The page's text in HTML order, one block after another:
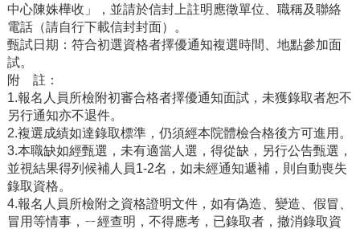
中心陳姝樺收」，並請於信封上註明應徵單位、職稱及聯絡
電話（請自行下載信封封面）。
甄試日期：符合初選資格者擇優通知複選時間、地點參加面
試。
附
註：
1.報名人員所檢附初審合格者擇優通知面試，未獲錄取者恕不
另行通知亦不退件。
2.複選成績如達錄取標準，仍須經本院體檢合格後方可進用。
3.本職缺如經甄選，未有適當人選，得從缺，另行公告甄選，
並視結果得列候補人員1-2名，如未經通知遞補，則自動喪失
錄取資格。
4.報名人員所檢附之資格證明文件，如有偽造、變造、假冒、
冒用等情事，ㄧ經查明，不得應考，已錄取者，撤消錄取資